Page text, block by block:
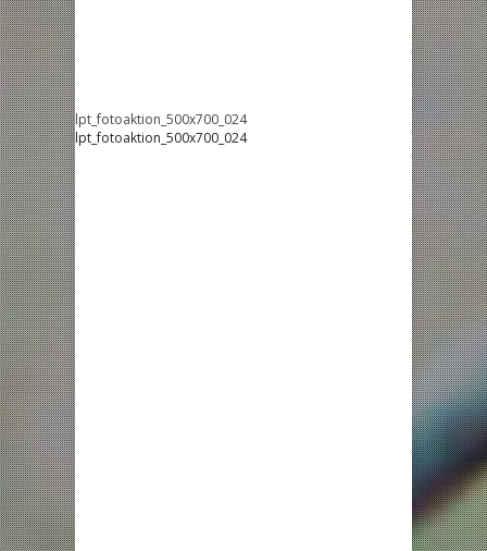
lpt_fotoaktion_500x700_024
lpt_fotoaktion_500x700_024